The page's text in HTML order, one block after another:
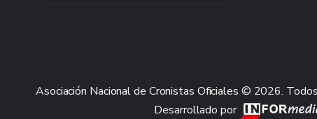
Asociación Nacional de Cronistas Oficiales © 2026.
Desarrollado por